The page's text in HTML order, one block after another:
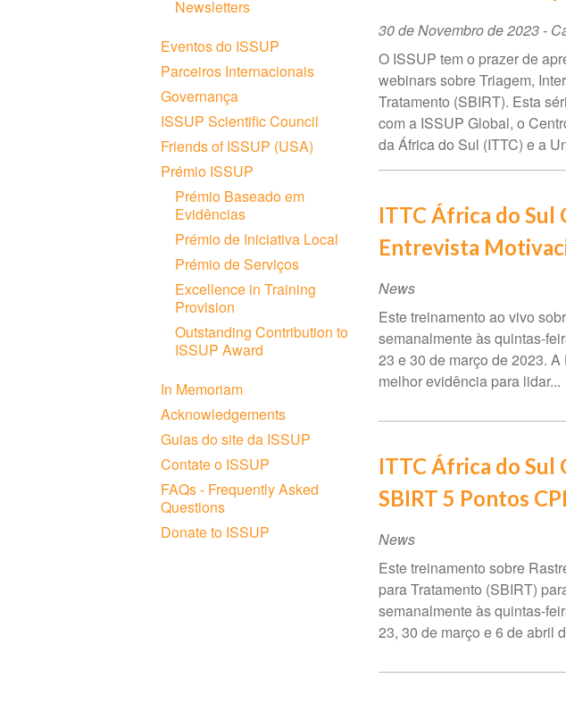
Data
do
evento
30 de Novembro de 2023 -
O ISSUP tem o prazer de
webinars sobre Triagem,
Tratamento (SBIRT). Esta
com a ISSUP Global, o
da África do Sul (ITTC) e a
ITTC África do Sul
Entrevista
News
Este treinamento ao vivo
semanalmente às quintas-
23 e 30 de março de 2023.
melhor evidência para lidar...
ITTC África do Sul
SBIRT 5 Pontos
News
Este treinamento sobre
para Tratamento (SBIRT)
semanalmente às quintas-
23, 30 de março e 6 de abril
Newsletters
Eventos do ISSUP
Parceiros Internacionais
Governança
ISSUP Scientific Council
Friends of ISSUP (USA)
Prémio ISSUP
Prémio Baseado em
Evidências
Prémio de Iniciativa Local
Prémio de Serviços
Excellence in Training
Provision
Outstanding Contribution to
ISSUP Award
In Memoriam
Acknowledgements
Guias do site da ISSUP
Contate o ISSUP
FAQs - Frequently Asked
Questions
Donate to ISSUP